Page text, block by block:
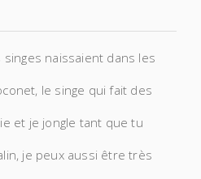
singes naissaient dans les
le singe qui fait des
et je jongle tant que tu
je peux aussi être très